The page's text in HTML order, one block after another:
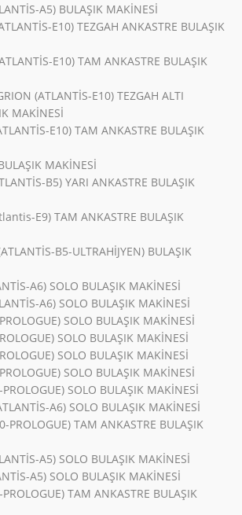
A5) BULAŞIK MAKİNESİ
E10) TEZGAH ANKASTRE BULAŞIK
E10) TAM ANKASTRE BULAŞIK
(ATLANTİS-E10) TEZGAH ALTI
MAKİNESİ
E10) TAM ANKASTRE BULAŞIK
MAKİNESİ
B5) YARI ANKASTRE BULAŞIK
E9) TAM ANKASTRE BULAŞIK
B5-ULTRAHİJYEN) BULAŞIK
A6) SOLO BULAŞIK MAKİNESİ
A6) SOLO BULAŞIK MAKİNESİ
SOLO BULAŞIK MAKİNESİ
SOLO BULAŞIK MAKİNESİ
SOLO BULAŞIK MAKİNESİ
SOLO BULAŞIK MAKİNESİ
SOLO BULAŞIK MAKİNESİ
A6) SOLO BULAŞIK MAKİNESİ
PROLOGUE) TAM ANKASTRE BULAŞIK
A5) SOLO BULAŞIK MAKİNESİ
A5) SOLO BULAŞIK MAKİNESİ
TAM ANKASTRE BULAŞIK